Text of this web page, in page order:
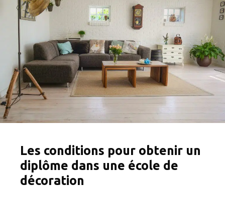
Les conditions pour obtenir un
diplôme dans une école de
décoration